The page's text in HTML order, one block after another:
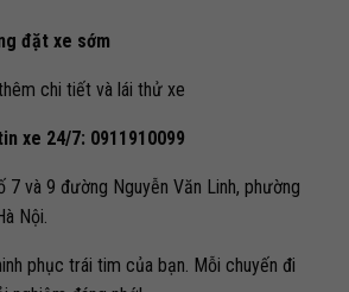
đặt xe sớm
chi tiết và lái thử xe
xe 24/7: 0911910099
7 và 9 đường Nguyễn Văn Linh, phường
Nội.
phục trái tim của bạn. Mỗi chuyến đi